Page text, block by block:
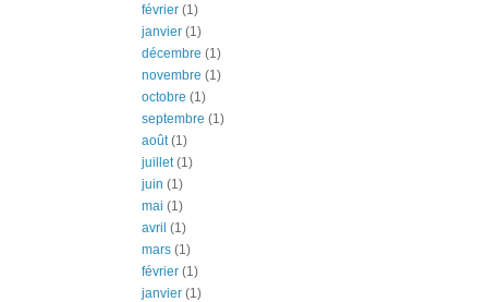
février (1)
janvier (1)
décembre (1)
novembre (1)
octobre (1)
septembre (1)
août(1)
juillet(1)
juin (1)
mai (1)
avril (1)
mars (1)
février (1)
janvier (1)